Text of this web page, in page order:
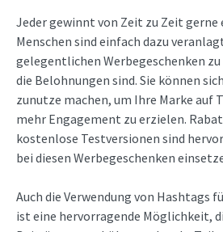
Jeder gewinnt von Zeit zu Zeit gerne
Menschen sind einfach dazu
gelegentlichen Werbegeschenken
die Belohnungen sind. Sie können
zunutze machen, um Ihre Marke auf
mehr Engagement zu erzielen.
kostenlose Testversionen sind
bei diesen Werbegeschenken
Auch die Verwendung von Hashtags
ist eine hervorragende Möglichkeit,